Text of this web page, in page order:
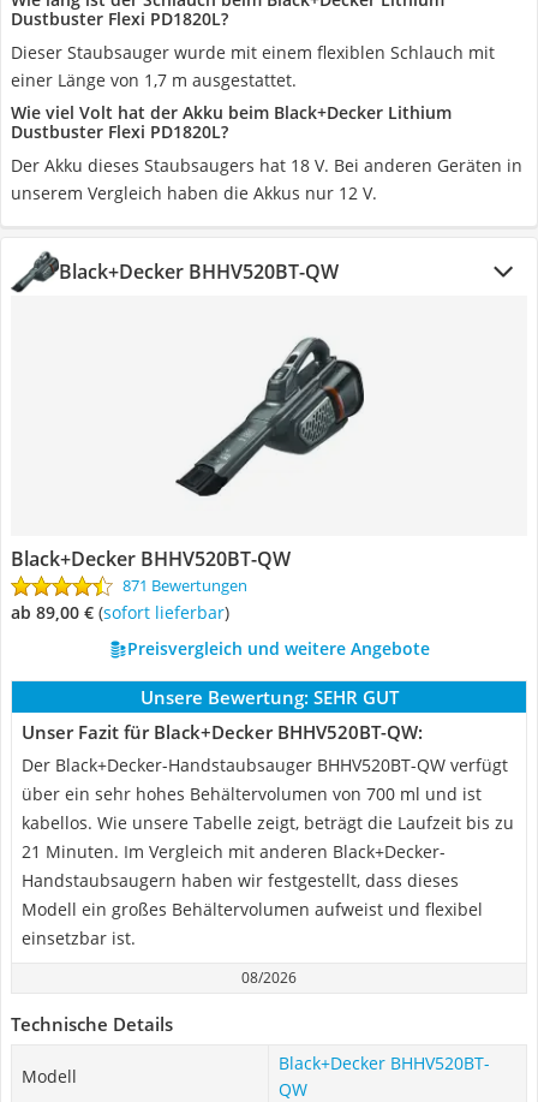
Dustbuster Flexi PD1820L?
Dieser Staubsauger wurde mit einem flexiblen Schlauch mit
einer Länge von 1,7 m ausgestattet.
Wie viel Volt hat der Akku beim Black+Decker Lithium
Dustbuster Flexi PD1820L?
Der Akku dieses Staubsaugers hat 18 V. Bei anderen Geräten in
unserem Vergleich haben die Akkus nur 12 V.
Black+Decker BHHV520BT-QW
Black+Decker BHHV520BT-QW
871 Bewertungen
ab 89,00 € ( Sofort lieferbar)
Preisvergleich und weitere Angebote
Unsere Bewertung: SEHR GUT
Unser Fazit für Black+Decker BHHV520BT-QW:
Der Black+Decker-Handstaubsauger BHHV520BT-QW verfügt
über ein sehr hohes Behältervolumen von 700 ml und ist
kabellos. Wie unsere Tabelle zeigt, beträgt die Laufzeit bis zu
21 Minuten. Im Vergleich mit anderen Black+Decker-
Handstaubsaugern haben wir festgestellt, dass dieses
Modell ein großes Behältervolumen aufweist und flexibel
einsetzbar ist.
08/2026
Technische Details
Modell
Black+Decker BHHV520BT-
QW